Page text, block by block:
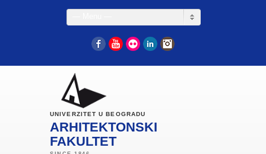
FacebookYouTube
Flickr LinkedIn
UNIVERZITET U BEOGRADU
ARHITEKTONSKI
FAKULTET